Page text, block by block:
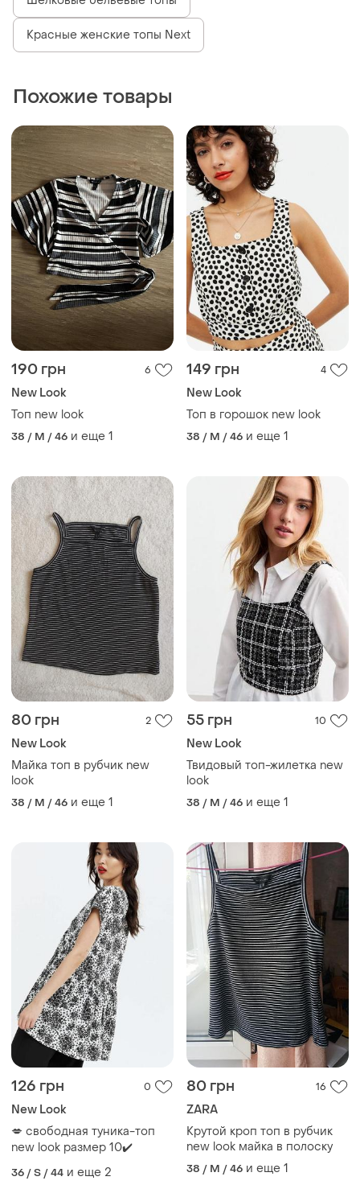
Красные женские топы Next
Похожие товары
190 грн 6
New Look
Топ new look
38 / M / 46 и еще 1
149 грн 4
New Look
Топ в горошок new look
38 / M / 46 и еще 1
80 грн 2
New Look
Майка топ в рубчик new
look
38 / M / 46 и еще 1
55 грн 10
New Look
Твидовый топ-жилетка new
look
38 / M / 46 и еще 1
126 грн 0
New Look
💋 свободная туника-топ
new look размер 10✔️
36 / S / 44 и еще 2
80 грн 16
ZARA
Крутой кроп топ в рубчик
new look майка в полоску
38 / M / 46 и еще 1